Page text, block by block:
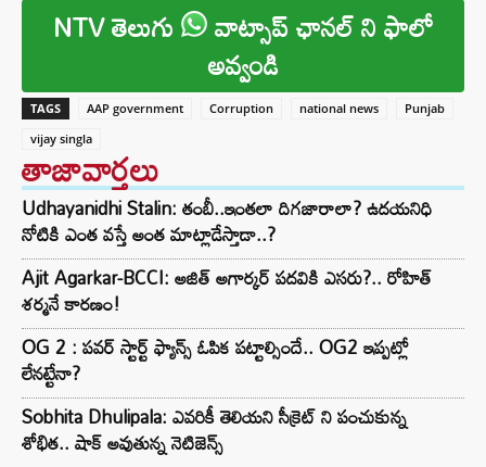
NTV తెలుగు వాట్సాప్ ఛానల్ ని ఫాలో
అవ్వండి
TAGS AAP government Corruption national news
Punjab
vijay singla
తాజావార్తలు
Udhayanidhi Stalin: తంబీ..ఇంతలా దిగజారాలా? ఉదయనిధి
నోటికి ఎంత వస్తే అంత మాట్లాడేస్తాడా..?
Ajit Agarkar-BCCI: అజిత్ అగార్కర్ పదవికి ఎసరు?.. రోహిత్
శర్మనే కారణం!
OG 2 : పవర్ స్టార్ట్ ఫ్యాన్స్ ఓపిక పట్టాల్సిందే.. OG2 ఇప్పట్లో
లేనట్టేనా?
Sobhita Dhulipala: ఎవరికీ తెలియని సీక్రెట్ ని పంచుకున్న
శోభిత.. షాక్ అవుతున్న నెటిజెన్స్